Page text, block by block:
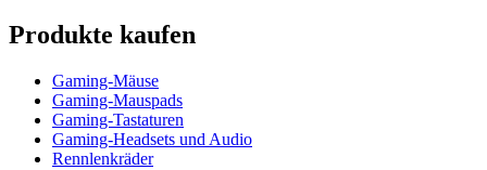
Produkte kaufen
Gaming-Mäuse
Gaming-Mauspads
Gaming-Tastaturen
Gaming-Headsets und Audio
Rennlenkräder